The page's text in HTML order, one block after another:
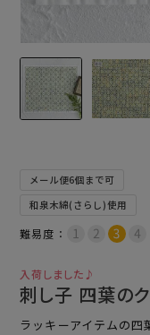
メール便6個まで可
和泉木綿(さらし)使用
難易度：
入荷しました♪
刺し子 四葉の
ラッキーアイテムの